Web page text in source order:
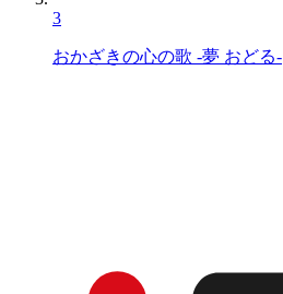
3
おかざきの心の歌 -夢 おどる-